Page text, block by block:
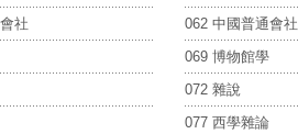
社
062 中國普通會社
069 博物館學
072 雜說
077 西學雜論